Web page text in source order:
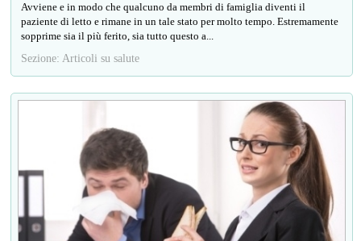
Avviene e in modo che qualcuno da membri di famiglia diventi il
paziente di letto e rimane in un tale stato per molto tempo. Estremamente
sopprime sia il più ferito, sia tutto questo a...
Sezione: Articoli su salute